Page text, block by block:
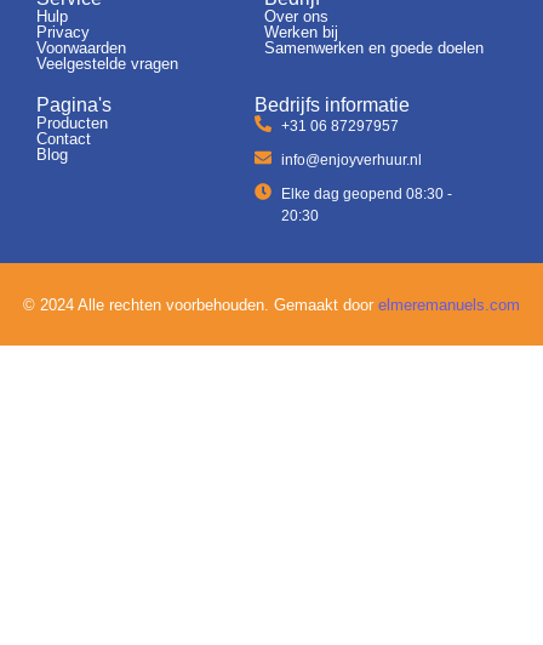
Hulp
Privacy
Voorwaarden
Veelgestelde vragen
Over ons
Werken bij
Samenwerken en goede doelen
Pagina's
Producten
Contact
Blog
Bedrijfs informatie
+31 06 87297957
info@enjoyverhuur.nl
Elke dag geopend 08:30 -
20:30
© 2024 Alle rechten voorbehouden. Gemaakt door elmeremanuels.com